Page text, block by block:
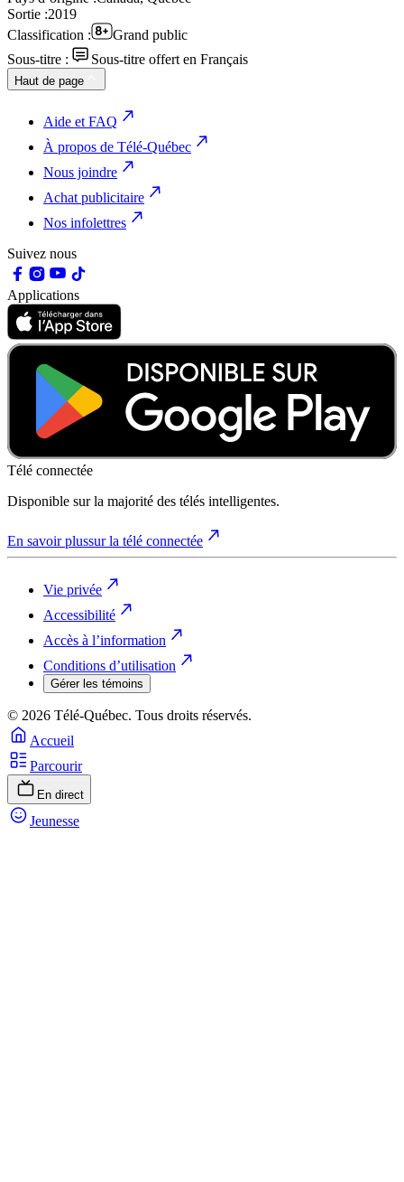
Sortie :2019
Classification :
Grand public
Sous-titre :
Sous-titre offert en Français
Haut de page
Aide et FAQ
À propos de Télé-Québec
Nous joindre
Achat publicitaire
Nos infolettres
Suivez nous
Applications
Télé connectée
Disponible sur la majorité des télés intelligentes.
En savoir plussur la télé connectée
Vie privée
Accessibilité
Accès à l’information
Conditions d’utilisation
Gérer les témoins
© 2026 Télé-Québec. Tous droits réservés.
Accueil
Parcourir
En direct
Jeunesse